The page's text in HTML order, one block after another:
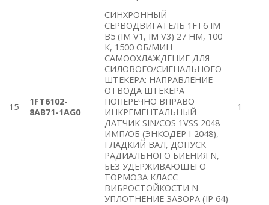
15
1FT6102-
8AB71-1AG0
СИНХРОННЫЙ
СЕРВОДВИГАТЕЛЬ 1FT6 IM
B5 (IM V1, IM V3) 27 HM, 100
К, 1500 ОБ/МИН
САМООХЛАЖДЕНИЕ ДЛЯ
СИЛОВОГО/СИГНАЛЬНОГО
ШТЕКЕРА: НАПРАВЛЕНИЕ
ОТВОДА ШТЕКЕРА
ПОПЕРЕЧНО ВПРАВО
ИНКРЕМЕНТАЛЬНЫЙ
ДАТЧИК SIN/COS 1VSS 2048
ИМП/ОБ (ЭНКОДЕР I-2048),
ГЛАДКИЙ ВАЛ, ДОПУСК
РАДИАЛЬНОГО БИЕНИЯ N,
БЕЗ УДЕРЖИВАЮЩЕГО
ТОРМОЗА КЛАСС
ВИБРОСТОЙКОСТИ N
УПЛОТНЕНИЕ ЗАЗОРА (IP 64)
1